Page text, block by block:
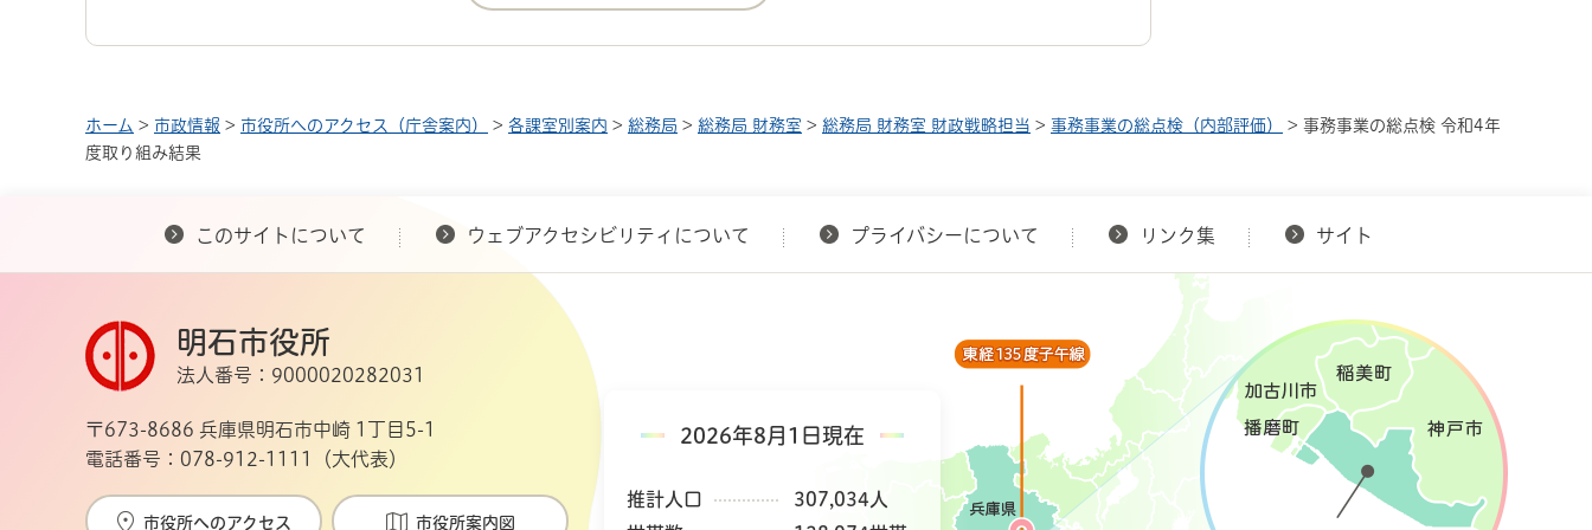
ホーム > 市政情報 > 市役所へのアクセス（庁舎案内） > 各課室別案内 > 総務局 > 総務局 財務室 > 総務局 財務室 財政戦略担当 > 事務事業の総点検（内部評価）
> 事務事業の総点検 令和4年
度取り組み結果
このサイトについて ウェブアクセシビリティについて プライバシーについて リンク集 サイト
2026年8月1日現在
推計人口
307,034人
明石市役所
法人番号：9000020282031
〒673-8686 兵庫県明石市中崎 1丁目5-1
電話番号：078-912-1111（大代表）
市役所へのアクセス 市役所案内図